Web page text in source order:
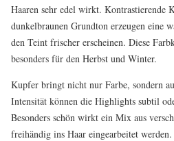
Haaren sehr edel wirkt. Kontrastierende
dunkelbraunen Grundton erzeugen eine
den Teint frischer erscheinen. Diese
besonders für den Herbst und Winter.
Kupfer bringt nicht nur Farbe, sondern
Intensität können die Highlights subtil
Besonders schön wirkt ein Mix aus
freihändig ins Haar eingearbeitet